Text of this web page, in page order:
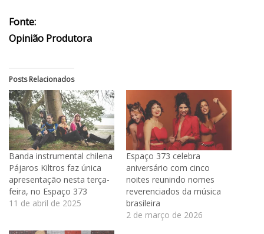
Fonte:
Opinião Produtora
Posts Relacionados
Banda instrumental chilena
Pájaros Kiltros faz única
apresentação nesta terça-
feira, no Espaço 373
11 de abril de 2025
​Espaço 373 celebra
aniversário com cinco
noites reunindo nomes
reverenciados da música
brasileira
2 de março de 2026